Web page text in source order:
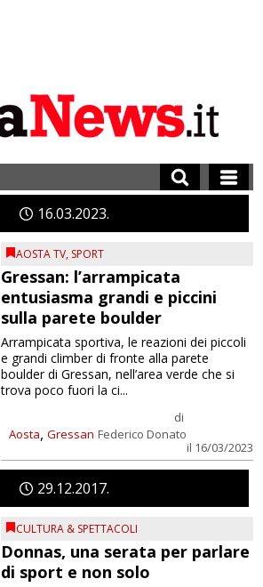
1603 2023
AOSTA TV, SPORT
Gressan: l’arrampicata
entusiasma grandi e piccini
sulla parete boulder
Aosta, Gressan
di
Federico Donato
il 16/03/2023
Arrampicata sportiva, le reazioni dei piccoli
e grandi climber di fronte alla parete
boulder di Gressan, nell’area verde che si
trova poco fuori la ci...
29 12 2017
CULTURA & SPETTACOLI
Donnas, una serata per parlare
di sport e non solo